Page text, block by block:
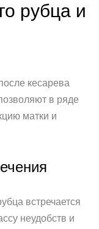
рубца и
кесарева
в ряде
матки и
встречается
неудобств и